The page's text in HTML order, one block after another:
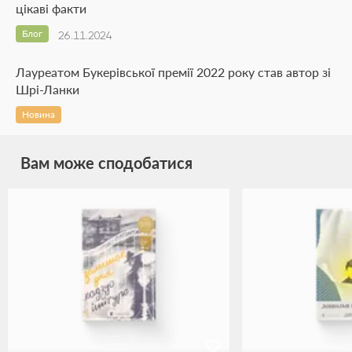
цікаві факти
26.11.2024
Блог
Лауреатом Букерівської премії 2022 року став автор зі
Шрі-Ланки
Новина
Вам може сподобатися